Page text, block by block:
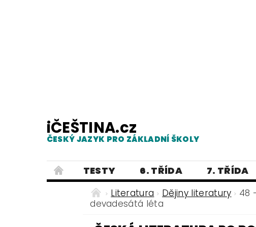
iČEŠTINA.cz
ČESKÝ JAZYK PRO ZÁKLADNÍ ŠKOLY
TESTY 6. TŘÍDA 7. TŘÍDA
PRAVOPIS
PRACOVNÍ LISTY
E-SHOP 2
TESTY
Literatura Dějiny literatury
48
devadesátá léta